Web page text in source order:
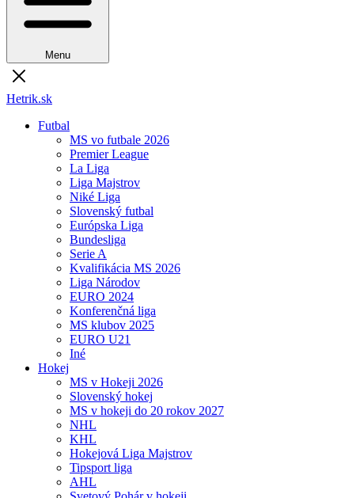
Menu
Hetrik.sk
Futbal
MS vo futbale 2026
Premier League
La Liga
Liga Majstrov
Niké Liga
Slovenský futbal
Európska Liga
Bundesliga
Serie A
Kvalifikácia MS 2026
Liga Národov
EURO 2024
Konferenčná liga
MS klubov 2025
EURO U21
Iné
Hokej
MS v Hokeji 2026
Slovenský hokej
MS v hokeji do 20 rokov 2027
NHL
KHL
Hokejová Liga Majstrov
Tipsport liga
AHL